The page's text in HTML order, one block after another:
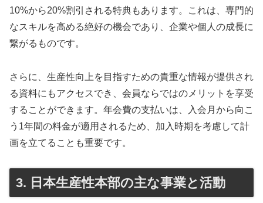
10%から20%割引される特典もあります。これは、専門的
なスキルを高める絶好の機会であり、企業や個人の成長に
繋がるものです。
さらに、生産性向上を目指すための貴重な情報が提供され
る資料にもアクセスでき、会員ならではのメリットを享受
することができます。年会費の支払いは、入会月から向こ
う1年間の料金が適用されるため、加入時期を考慮して計
画を立てることも重要です。
3. 日本生産性本部の主な事業と活動